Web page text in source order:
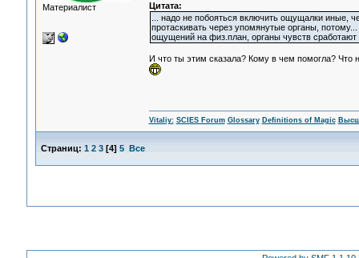
Материалист
Цитата:
... надо не побояться включить ощущалки иные,
протаскивать через упомянутые органы,
ощущений на физ.план, органы чувств
И что ты этим сказала? Кому в чем помогла?
Vitaliy: SCIES Forum Glossary Definitions of Magic
Страниц: 1 2 3[4] 5 Все